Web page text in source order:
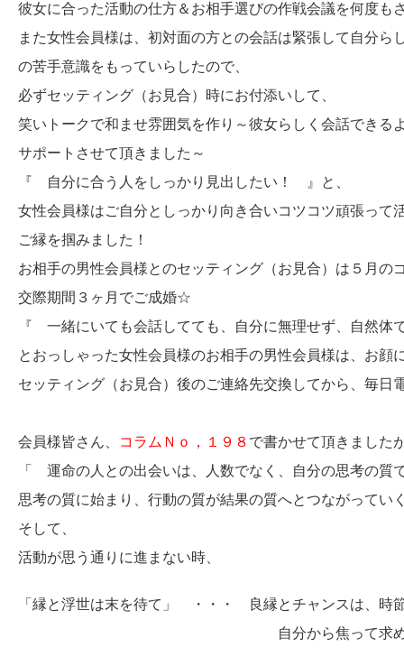
彼女に合った活動の仕方＆お相手選びの作戦会議を何度も
また女性会員様は、初対面の方との会話は緊張して自分ら
の苦手意識をもっていらしたので、
必ずセッティング（お見合）時にお付添いして、
笑いトークで和ませ雰囲気を作り～彼女らしく会話できる
サポートさせて頂きました～
『 自分に合う人をしっかり見出したい！ 』と、
女性会員様はご自分としっかり向き合いコツコツ頑張って
ご縁を掴みました！
お相手の男性会員様とのセッティング（お見合）は５月
交際期間３ヶ月でご成婚☆
『 一緒にいても会話してても、自分に無理せず、自然
とおっしゃった女性会員様のお相手の男性会員様は、お
セッティング（お見合）後のご連絡先交換してから、毎日
会員様皆さん、 コラムＮｏ，１９８ で書かせて頂きました
「 運命の人との出会いは、人数でなく、自分の思考の
思考の質に始まり、行動の質が結果の質へとつながって
そして、
活動が思う通りに進まない時、
「縁と浮世は末を待て」 ・・・ 良縁とチャンスは、時
自分から焦って求めてもうま